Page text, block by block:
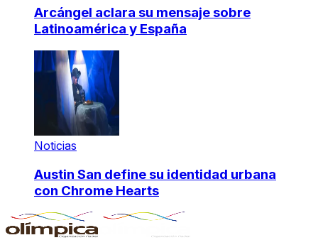
Arcángel aclara su mensaje sobre
Latinoamérica y España
Noticias
Austin San define su identidad urbana
con Chrome Hearts